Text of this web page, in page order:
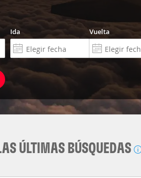
Ida Vuelta
ÚLTIMAS BÚSQUEDAS